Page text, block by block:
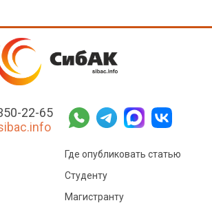
22-65
Где опубликовать статью
Студенту
Магистранту